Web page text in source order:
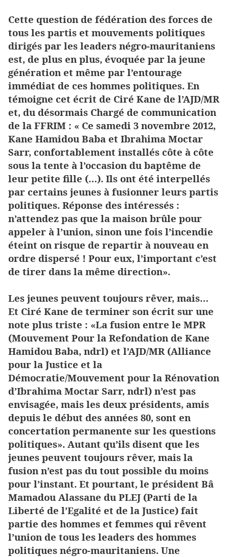
Cette question de fédération des forces de
tous les partis et mouvements politiques
dirigés par les leaders négro-mauritaniens
est, de plus en plus, évoquée par la jeune
génération et même par l’entourage
immédiat de ces hommes politiques. En
témoigne cet écrit de Ciré Kane de l’AJD/MR
et, du désormais Chargé de communication
de la FFRIM : « Ce samedi 3 novembre 2012,
Kane Hamidou Baba et Ibrahima Moctar
Sarr, confortablement installés côte à côte
sous la tente à l’occasion du baptême de
leur petite fille (…). Ils ont été interpellés
par certains jeunes à fusionner leurs partis
politiques. Réponse des intéressés :
n’attendez pas que la maison brûle pour
appeler à l’union, sinon une fois l’incendie
éteint on risque de repartir à nouveau en
ordre dispersé ! Pour eux, l’important c’est
de tirer dans la même direction».
Les jeunes peuvent toujours rêver, mais…
Et Ciré Kane de terminer son écrit sur une
note plus triste : «La fusion entre le MPR
(Mouvement Pour la Refondation de Kane
Hamidou Baba, ndrl) et l’AJD/MR (Alliance
pour la Justice et la
Démocratie/Mouvement pour la Rénovation
d’Ibrahima Moctar Sarr, ndrl) n’est pas
envisagée, mais les deux présidents, amis
depuis le début des années 80, sont en
concertation permanente sur les questions
politiques». Autant qu’ils disent que les
jeunes peuvent toujours rêver, mais la
fusion n’est pas du tout possible du moins
pour l’instant. Et pourtant, le président Bâ
Mamadou Alassane du PLEJ (Parti de la
Liberté de l’Egalité et de la Justice) fait
partie des hommes et femmes qui rêvent
l’union de tous les leaders des hommes
politiques négro-mauritaniens. Une